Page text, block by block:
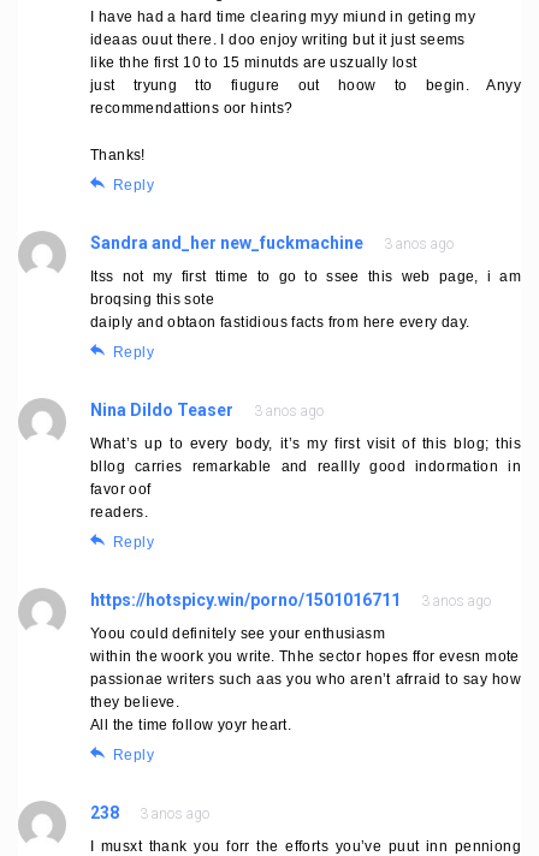
I have had a hard time clearing myy miund in geting my
ideaas ouut there. I doo enjoy writing but it just seems
like thhe first 10 to 15 minutds are uszually lost
just tryung tto fiugure out hoow to begin. Anyy
recommendattions oor hints?
Thanks!
Reply
Sandra and_her new_fuckmachine
3 anos ago
Itss not my first ttime to go to ssee this web page, i am
broqsing this sote
daiply and obtaon fastidious facts from here every day.
Reply
Nina Dildo Teaser
3 anos ago
What’s up to every body, it’s my first visit of this blog; this
bllog carries remarkable and reallly good indormation in
favor oof
readers.
Reply
https://hotspicy.win/porno/1501016711
3 anos ago
Yoou could definitely see your enthusiasm
within the woork you write. Thhe sector hopes ffor evesn mote
passionae writers such aas you who aren’t afrraid to say how
they believe.
All the time follow yoyr heart.
Reply
238
3 anos ago
I musxt thank you forr the efforts you’ve puut inn penniong